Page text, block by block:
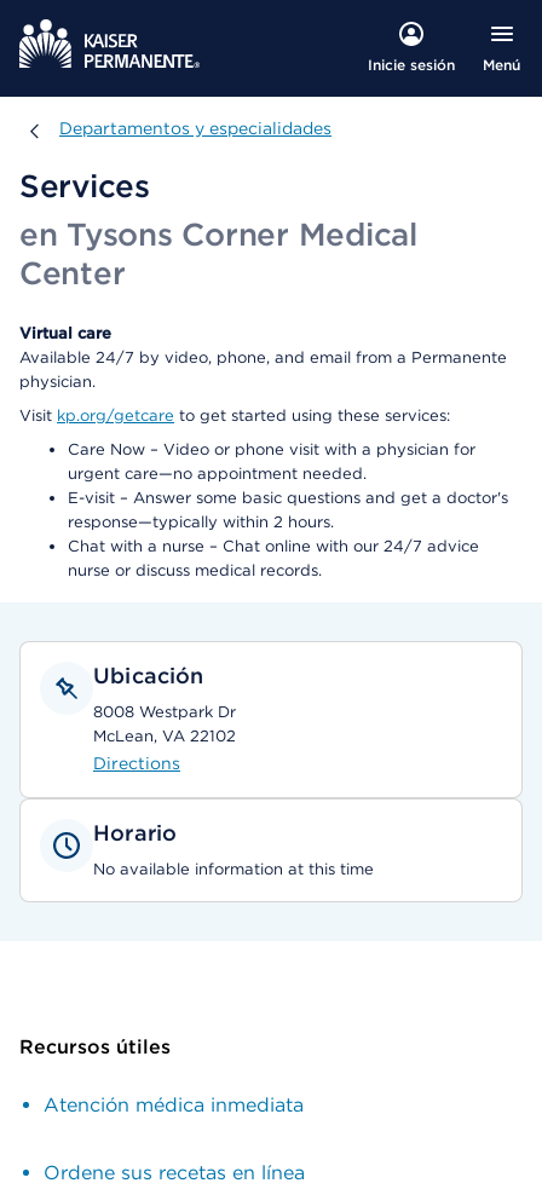
Inicie sesión Menú
Departamentos y especialidades
Departamentos y especialidades
Services
en Tysons Corner Medical
Center
Virtual care
Available 24/7 by video, phone, and email from a Permanente
physician.
Visit kp.org/getcare to get started using these services:
Care Now – Video or phone visit with a physician for
urgent care—no appointment needed.
E-visit – Answer some basic questions and get a doctor's
response—typically within 2 hours.
Chat with a nurse – Chat online with our 24/7 advice
nurse or discuss medical records.
Ubicación
8008 Westpark Dr
McLean, VA 22102
Directions
Horario
No available information at this time
Recursos útiles
Atención médica inmediata
Ordene sus recetas en línea